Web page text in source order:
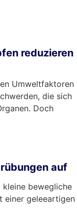
reduzieren
Umweltfaktoren
die sich
Doch
auf
kleine bewegliche
einer geleeartigen